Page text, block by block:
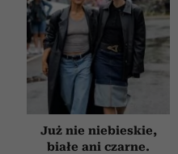
Już nie niebieskie,
białe ani czarne.